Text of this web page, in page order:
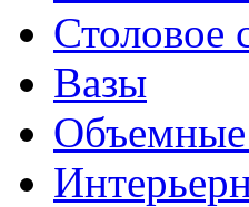
Столовое
Вазы